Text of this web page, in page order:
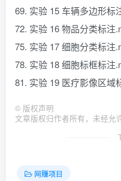
69. 实验 15 车辆多边形标
72. 实验 16 物品分类标注
75. 实验 17 细胞分类标注
78. 实验 18 细胞标框标注
81. 实验 19 医疗影像区域
© 版权声明
文章版权归作者所有，未经允
网赚项目